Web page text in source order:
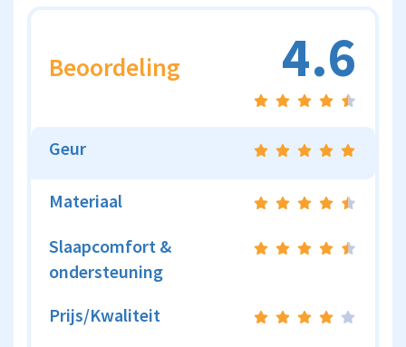
Beoordeling 4.6
Geur
Materiaal
Slaapcomfort &
ondersteuning
Prijs/Kwaliteit